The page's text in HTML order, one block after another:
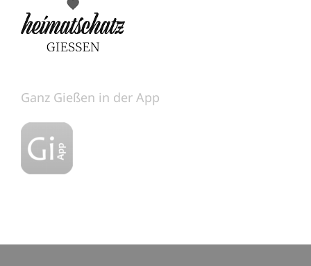
Ganz Gießen in der App